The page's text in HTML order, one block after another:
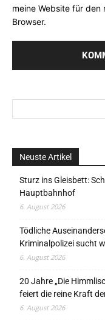
meine Website für den
Browser.
Neuste Artikel
Sturz ins Gleisbett:
Hauptbahnhof
6. August 2026
Tödliche
Kriminalpolizei sucht
6. August 2026
20 Jahre „Die
feiert die reine Kraft
6. August 2026